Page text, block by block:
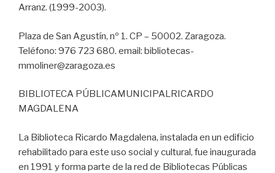
Arranz. (1999-2003).
Plaza de San Agustín, nº 1. CP – 50002. Zaragoza.
Teléfono: 976 723 680. email: bibliotecas-
mmoliner@zaragoza.es
BIBLIOTECA PÚBLICAMUNICIPALRICARDO
MAGDALENA
La Biblioteca Ricardo Magdalena, instalada en un edificio
rehabilitado para este uso social y cultural, fue inaugurada
en 1991 y forma parte de la red de Bibliotecas Públicas